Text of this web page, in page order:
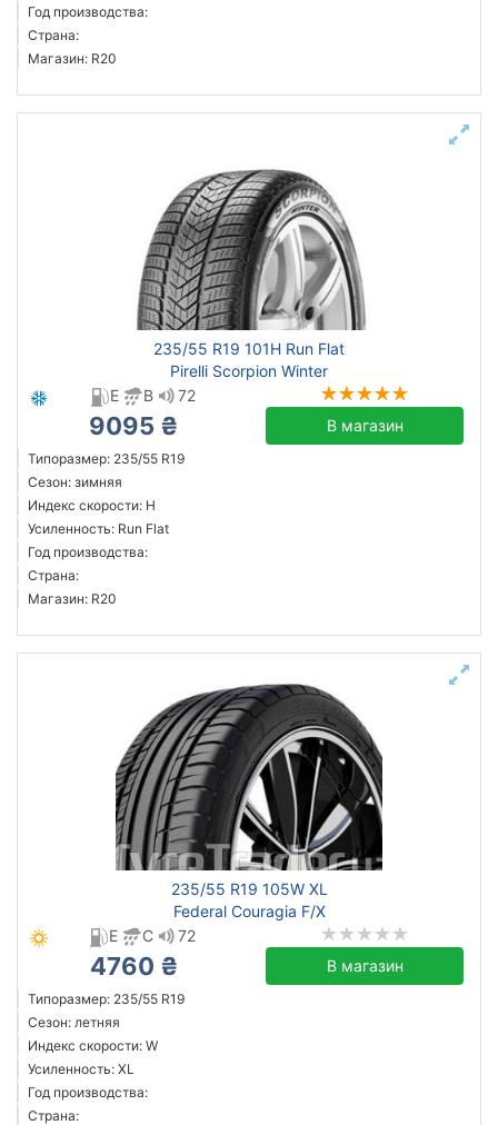
Год производства:
Страна:
Магазин: R20
235/55 R19 101H Run Flat
Pirelli Scorpion Winter
E
B 72
9095 ₴ В магазин
Типоразмер: 235/55 R19
Сезон: зимняя
Индекс скорости: H
Усиленность: Run Flat
Год производства:
Страна:
Магазин: R20
235/55 R19 105W XL
Federal Couragia F/X
E
C 72
4760 ₴ В магазин
Типоразмер: 235/55 R19
Сезон: летняя
Индекс скорости: W
Усиленность: XL
Год производства:
Страна: